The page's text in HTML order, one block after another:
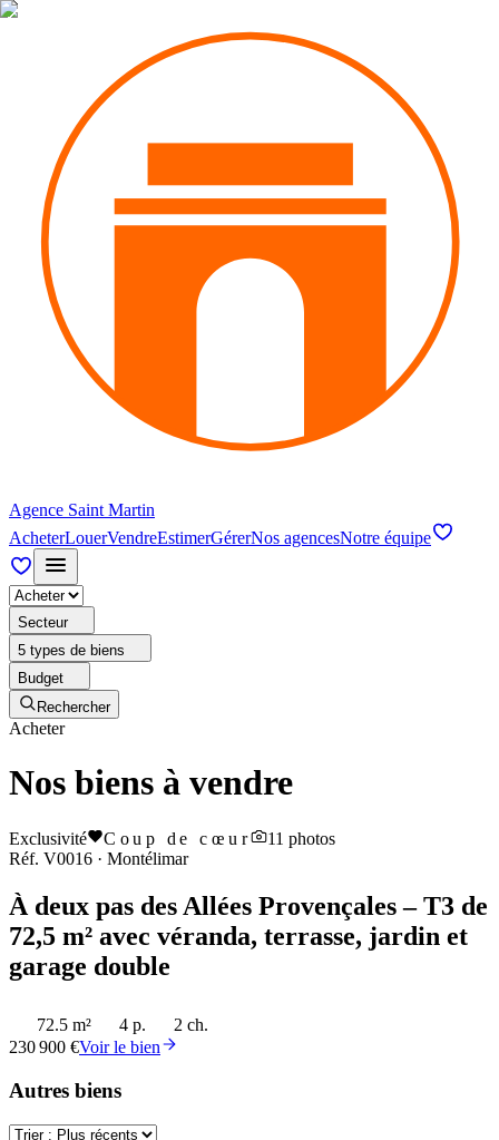
Agence Saint Martin
AcheterLouerVendreEstimerGérerNos agencesNotre équipe
Secteur
5 types de biens
Budget
Rechercher
Acheter
Nos biens à vendre
Exclusivité Coup de cœur 11 photos
Réf. V0016 · Montélimar
À deux pas des Allées Provençales – T3 de
72,5 m² avec véranda, terrasse, jardin et
garage double
72.5 m² 4 p.
2 ch.
230 900 €Voir le bien
Autres biens